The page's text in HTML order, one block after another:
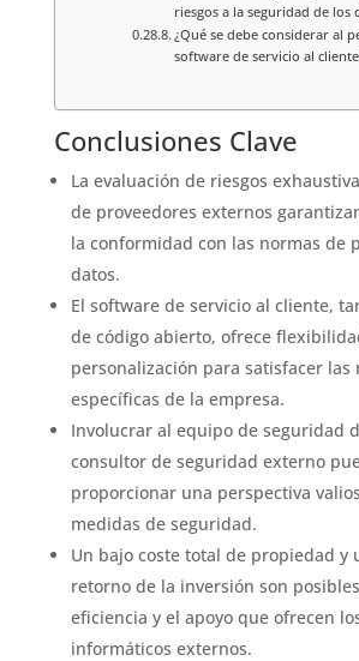
riesgos a la seguridad de los
¿Qué se debe considerar al
software de servicio al
Conclusiones Clave
La evaluación de riesgos
de proveedores externos
la conformidad con las normas de
datos.
El software de servicio al cliente,
de código abierto, ofrece
personalización para satisfacer las
específicas de la empresa.
Involucrar al equipo de seguridad
consultor de seguridad externo
proporcionar una perspectiva
medidas de seguridad.
Un bajo coste total de propiedad y
retorno de la inversión son
eficiencia y el apoyo que ofrecen
informáticos externos.